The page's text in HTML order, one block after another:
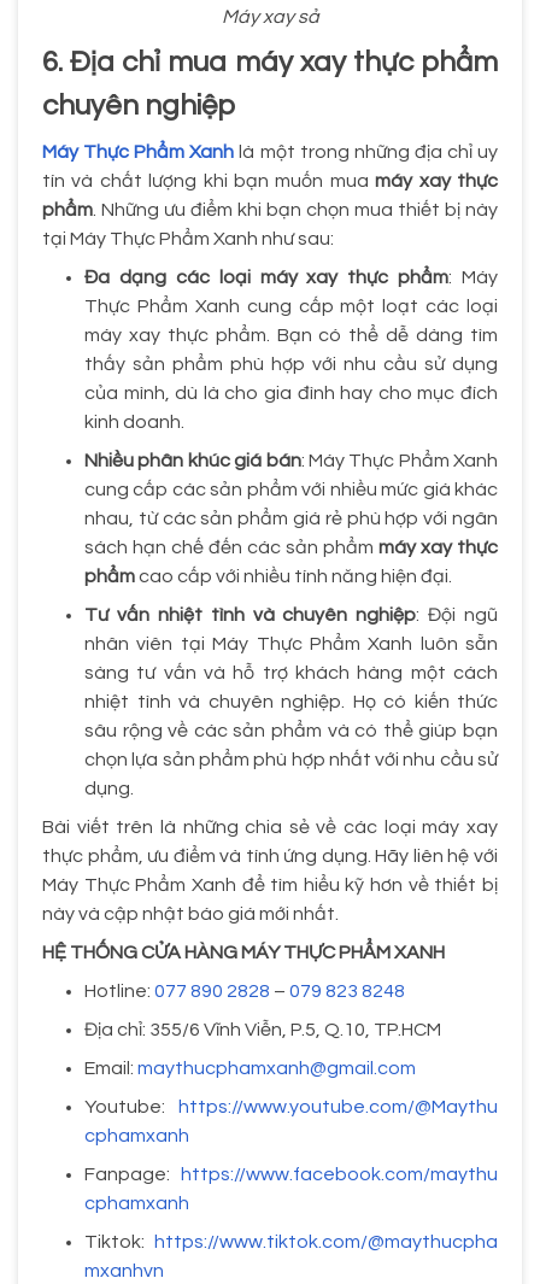
Máy xay sả
6. Địa chỉ mua máy xay thực phẩm
chuyên nghiệp
Máy Thực Phẩm Xanh là một trong những địa chỉ uy
tín và chất lượng khi bạn muốn mua máy xay thực
phẩm. Những ưu điểm khi bạn chọn mua thiết bị này
tại Máy Thực Phẩm Xanh như sau:
Đa dạng các loại máy xay thực phẩm: Máy
Thực Phẩm Xanh cung cấp một loạt các loại
máy xay thực phẩm. Bạn có thể dễ dàng tìm
thấy sản phẩm phù hợp với nhu cầu sử dụng
của mình, dù là cho gia đình hay cho mục đích
kinh doanh.
Nhiều phân khúc giá bán: Máy Thực Phẩm Xanh
cung cấp các sản phẩm với nhiều mức giá khác
nhau, từ các sản phẩm giá rẻ phù hợp với ngân
sách hạn chế đến các sản phẩm máy xay thực
phẩmcao cấp với nhiều tính năng hiện đại.
Tư vấn nhiệt tình và chuyên nghiệp: Đội ngũ
nhân viên tại Máy Thực Phẩm Xanh luôn sẵn
sàng tư vấn và hỗ trợ khách hàng một cách
nhiệt tình và chuyên nghiệp. Họ có kiến thức
sâu rộng về các sản phẩm và có thể giúp bạn
chọn lựa sản phẩm phù hợp nhất với nhu cầu sử
dụng.
Bài viết trên là những chia sẻ về các loại máy xay
thực phẩm, ưu điểm và tính ứng dụng. Hãy liên hệ với
Máy Thực Phẩm Xanh để tìm hiểu kỹ hơn về thiết bị
này và cập nhật báo giá mới nhất.
HỆ THỐNG CỬA HÀNG MÁY THỰC PHẨM XANH
Hotline: 077 890 2828 – 079 823 8248
Địa chỉ: 355/6 Vĩnh Viễn, P.5, Q.10, TP.HCM
Email: maythucphamxanh@gmail.com
Youtube:
https://www.youtube.com/@Maythu
cphamxanh
Fanpage:
https://www.facebook.com/maythu
cphamxanh
Tiktok:
https://www.tiktok.com/@maythucpha
mxanhvn